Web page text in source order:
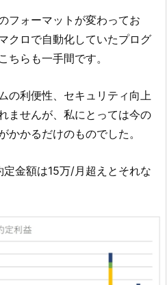
フォーマットが変わってお
クロで自動化していたプログ
ちらも一手間です。
の利便性、セキュリティ向上
ませんが、私にとっては今の
かかるだけのものでした。
金額は15万/月超えとそれな